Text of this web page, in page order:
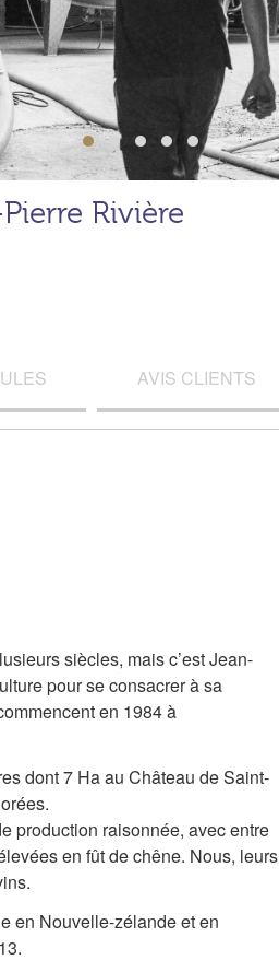
Rivière
AVIS CLIENTS
siècles, mais c’est Jean-
pour se consacrer à sa
en 1984 à
dont 7 Ha au Château de Saint-
production raisonnée, avec entre
en fût de chêne. Nous, leurs
en Nouvelle-zélande et en